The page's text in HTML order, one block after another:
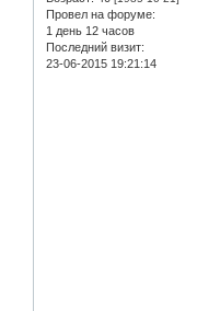
Провел на форуме:
1 день 12 часов
Последний визит:
23-06-2015 19:21:14